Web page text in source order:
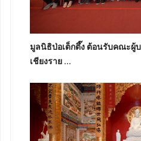
มูลนิธิป่อเต็กตึ๊ง ต้อนรับคณะผู้
เชียงราย ...